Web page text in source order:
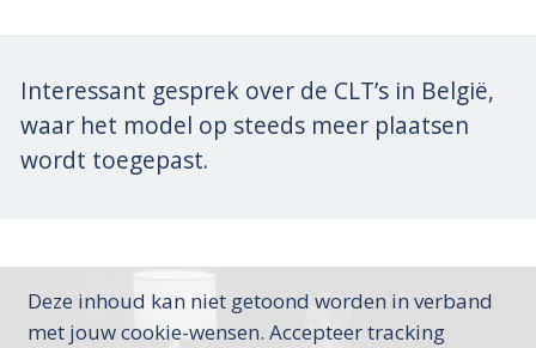
Interessant gesprek over de CLT’s in België,
waar het model op steeds meer plaatsen
wordt toegepast.
Deze inhoud kan niet getoond worden in verband
met jouw cookie-wensen. Accepteer tracking